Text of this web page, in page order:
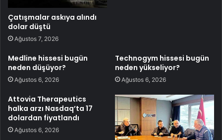
Çatışmalar askıya alındı
dolar düştü
Ağustos 7, 2026
Medline hissesi bugün
neden düşüyor?
Ağustos 6, 2026
Technogym hissesi bugün
neden yükseliyor?
Ağustos 6, 2026
Attovia Therapeutics
halka arzı Nasdaq’ta 17
dolardan fiyatlandı
Ağustos 6, 2026